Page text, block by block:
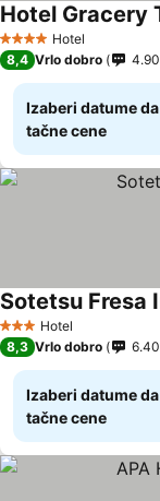
4 ZvezdiceHotel
Hotel Gracery
8,4 Vrlo dobro
Izaberi datume
tačne cene
3 Zvezdice
Hotel
Sotetsu Fresa
8,3 Vrlo dobro
Izaberi datume
tačne cene